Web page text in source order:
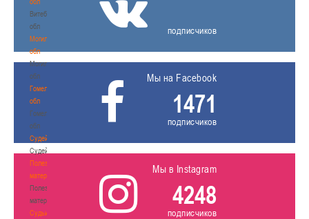
Витебская
обл
Могилевская
обл
Могилевская
обл
Гомельская
обл
Гомельская
обл
Судейство
Судейство
Полезные
материалы
Полезные
материалы
Судьи
подписчиков
Мы на Facebook
1471
подписчиков
Мы в Instagram
4248
подписчиков